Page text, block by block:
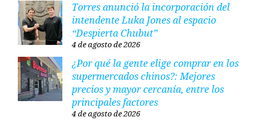
Torres anunció la incorporación del
intendente Luka Jones al espacio
“Despierta Chubut”
4 de agosto de 2026
¿Por qué la gente elige comprar en los
supermercados chinos?: Mejores
precios y mayor cercanía, entre los
principales factores
4 de agosto de 2026